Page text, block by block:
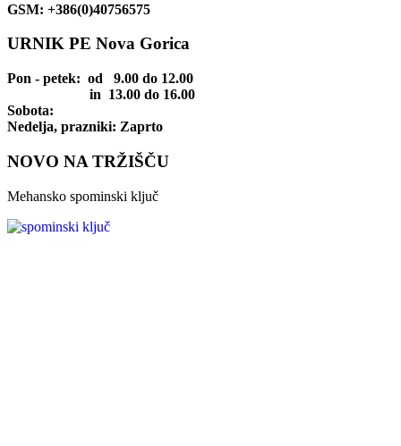
GSM: +386(0)40756575
URNIK PE Nova Gorica
Pon - petek: od 9.00 do 12.00
in 13.00 do 16.00
Sobota:
Nedelja, prazniki: Zaprto
NOVO NA TRŽIŠČU
Mehansko spominski ključ